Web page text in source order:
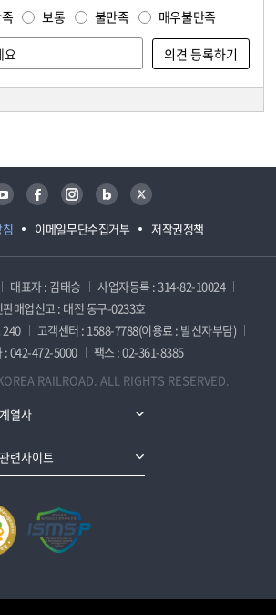
보통 불만족 매우불만족
이메일무단수집거부 저작권정책
유튜브 페이스북 인스타그램 블로그 트위터
대표자 : 김태승
사업자등록 : 314-82-10024
매업신고 : 대전 동구-0233호
240
고객센터 : 1588-7788(이용료 : 발신자부담)
: 042-472-5000
팩스 : 02-361-8385
RAILROAD. ALL RIGHTS RESERVED.
계열사
관련사이트